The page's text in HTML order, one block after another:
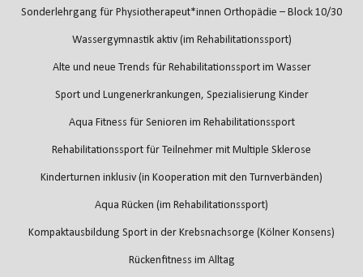
Sonderlehrgang für Physiotherapeut*innen Orthopädie – Block 10/30
Wassergymnastik aktiv (im Rehabilitationssport)
Alte und neue Trends für Rehabilitationssport im Wasser
Sport und Lungenerkrankungen, Spezialisierung Kinder
Aqua Fitness für Senioren im Rehabilitationssport
Rehabilitationssport für Teilnehmer mit Multiple Sklerose
Kinderturnen inklusiv (in Kooperation mit den Turnverbänden)
Aqua Rücken (im Rehabilitationssport)
Kompaktausbildung Sport in der Krebsnachsorge (Kölner Konsens)
Rückenfitness im Alltag